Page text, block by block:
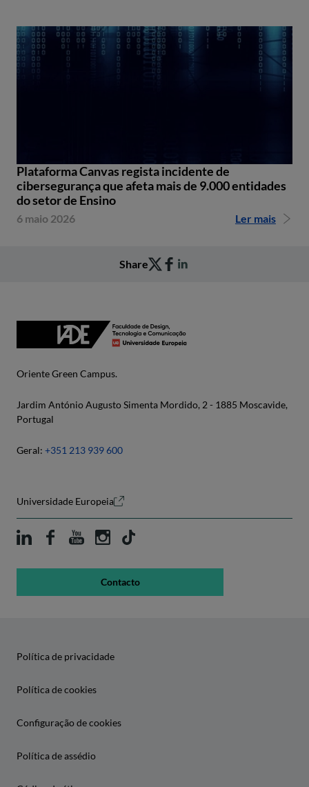
Plataforma Canvas regista incidente de
cibersegurança que afeta mais de 9.000 entidades
do setor de Ensino
6 maio 2026 Ler mais
Share
Oriente Green Campus.
Jardim António Augusto Simenta Mordido, 2 - 1885 Moscavide,
Portugal
Geral: +351 213 939 600
Universidade Europeia
Contacto
Política de privacidade
Política de cookies
Configuração de cookies
Política de assédio